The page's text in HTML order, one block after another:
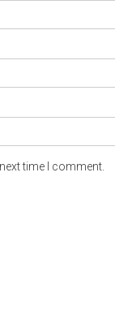
time I comment.